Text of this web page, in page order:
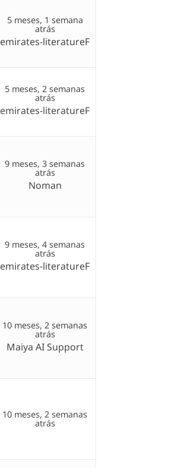
5 meses, 1 semana
atrás
emirates-literatureF
5 meses, 2 semanas
atrás
emirates-literatureF
9 meses, 3 semanas
atrás
Noman
9 meses, 4 semanas
atrás
emirates-literatureF
10 meses, 2 semanas
atrás
Maiya AI Support
10 meses, 2 semanas
atrás